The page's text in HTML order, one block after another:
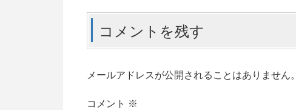
コメントを残す
メールアドレスが公開されることはありません。
コメント ※